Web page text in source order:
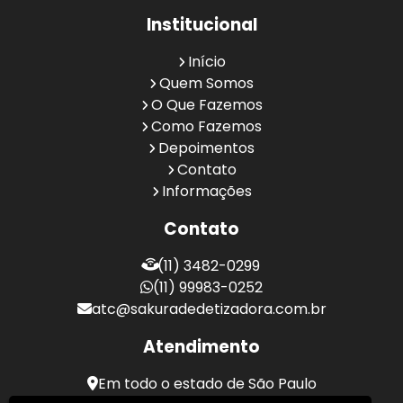
Institucional
Início
Quem Somos
O Que Fazemos
Como Fazemos
Depoimentos
Contato
Informações
Contato
(11) 3482-0299
(11) 99983-0252
atc@sakuradedetizadora.com.br
Atendimento
Em todo o estado de São Paulo